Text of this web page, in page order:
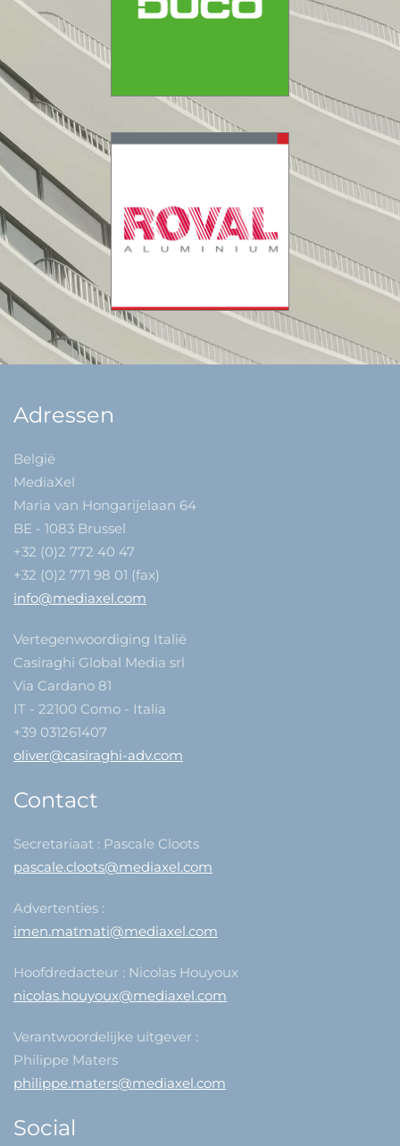
Adressen
België
MediaXel
Maria van Hongarijelaan 64
BE - 1083 Brussel
+32 (0)2 772 40 47
+32 (0)2 771 98 01 (fax)
info@mediaxel.com
Vertegenwoordiging Italië
Casiraghi Global Media srl
Via Cardano 81
IT - 22100 Como - Italia
+39 031261407
oliver@casiraghi-adv.com
Contact
Secretariaat : Pascale Cloots
pascale.cloots@mediaxel.com
Advertenties :
imen.matmati@mediaxel.com
Hoofdredacteur : Nicolas Houyoux
nicolas.houyoux@mediaxel.com
Verantwoordelijke uitgever :
Philippe Maters
philippe.maters@mediaxel.com
Social